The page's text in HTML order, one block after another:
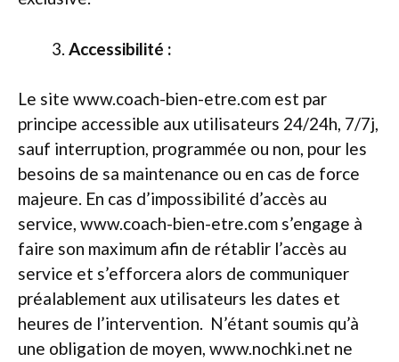
Accessibilité :
Le site www.coach-bien-etre.com est par
principe accessible aux utilisateurs 24/24h, 7/7j,
sauf interruption, programmée ou non, pour les
besoins de sa maintenance ou en cas de force
majeure. En cas d’impossibilité d’accès au
service, www.coach-bien-etre.com s’engage à
faire son maximum afin de rétablir l’accès au
service et s’efforcera alors de communiquer
préalablement aux utilisateurs les dates et
heures de l’intervention. N’étant soumis qu’à
une obligation de moyen, www.nochki.net ne